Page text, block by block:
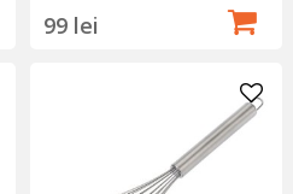
99 lei